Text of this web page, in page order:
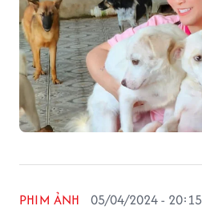
PHIM ẢNH 05/04/2024 - 20:15